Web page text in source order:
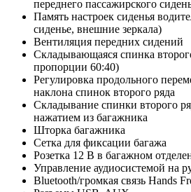
переднего пассажирского
Память настроек сиденья
сиденье, внешние зеркала)
Вентиляция передних сидений
Складывающаяся спинка
пропорции 60:40)
Регулировка продольного
наклона спинок второго ряда
Складывание спинки второго
нажатием из багажника
Шторка багажника
Сетка для фиксации багажа
Розетка 12 В в багажном
Управление аудиосистемой на
Bluetooth/громкая связь Hands